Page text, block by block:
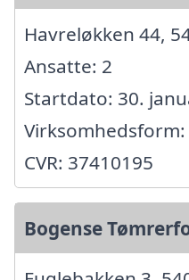
Havreløkken 44,
Ansatte: 2
Startdato: 30.
CVR: 37410195
Bogense